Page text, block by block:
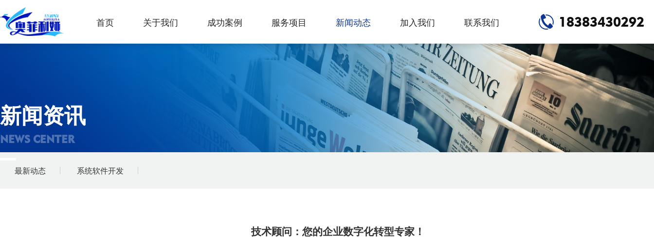
首页 关于我们 成功案例 服务项目 新闻动态 加入我们 联系我们 18383430292
新闻资讯
NEWS CENTER
最新动态 系统软件开发
技术顾问：您的企业数字化转型专家！